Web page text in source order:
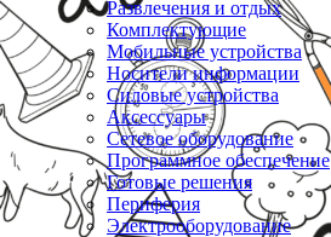
Развлечения и отдых
Комплектующие
Мобильные устройства
Носители информации
Силовые устройства
Аксессуары
Сетевое оборудование
Программное обеспечение
Готовые решения
Периферия
Электрооборудование